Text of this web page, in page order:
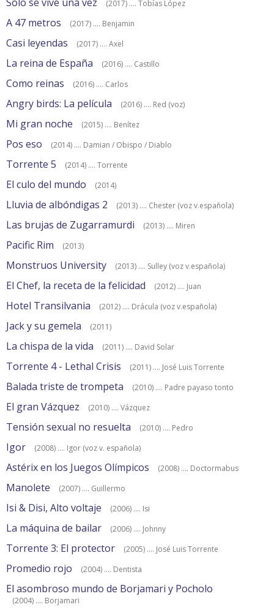
(2017) .... Tobías López
A 47 metros (2017) .... Benjamin
Casi leyendas (2017) .... Axel
La reina de España (2016) .... Castillo
Como reinas (2016) .... Carlos
Angry birds: La película (2016) .... Red (voz)
Mi gran noche (2015) .... Benítez
Pos eso (2014) .... Damian / Obispo / Diablo
Torrente 5 (2014) .... Torrente
El culo del mundo (2014)
Lluvia de albóndigas 2 (2013) .... Chester (voz v.española)
Las brujas de Zugarramurdi (2013) .... Miren
Pacific Rim (2013)
Monstruos University (2013) .... Sulley (voz v.española)
El Chef, la receta de la felicidad (2012) .... Juan
Hotel Transilvania (2012) .... Drácula (voz v.española)
Jack y su gemela (2011)
La chispa de la vida (2011) .... David Solar
Torrente 4 - Lethal Crisis (2011) .... José Luis Torrente
Balada triste de trompeta (2010) .... Padre payaso tonto
El gran Vázquez (2010) .... Vázquez
Tensión sexual no resuelta (2010) .... Pedro
Igor (2008) .... Igor (voz v. española)
Astérix en los Juegos Olímpicos (2008) .... Doctormabus
Manolete (2007) .... Guillermo
Isi & Disi, Alto voltaje (2006) .... Isi
La máquina de bailar (2006) .... Johnny
Torrente 3: El protector (2005) .... José Luis Torrente
Promedio rojo (2004) .... Dentista
El asombroso mundo de Borjamari y Pocholo
(2004) .... Borjamari